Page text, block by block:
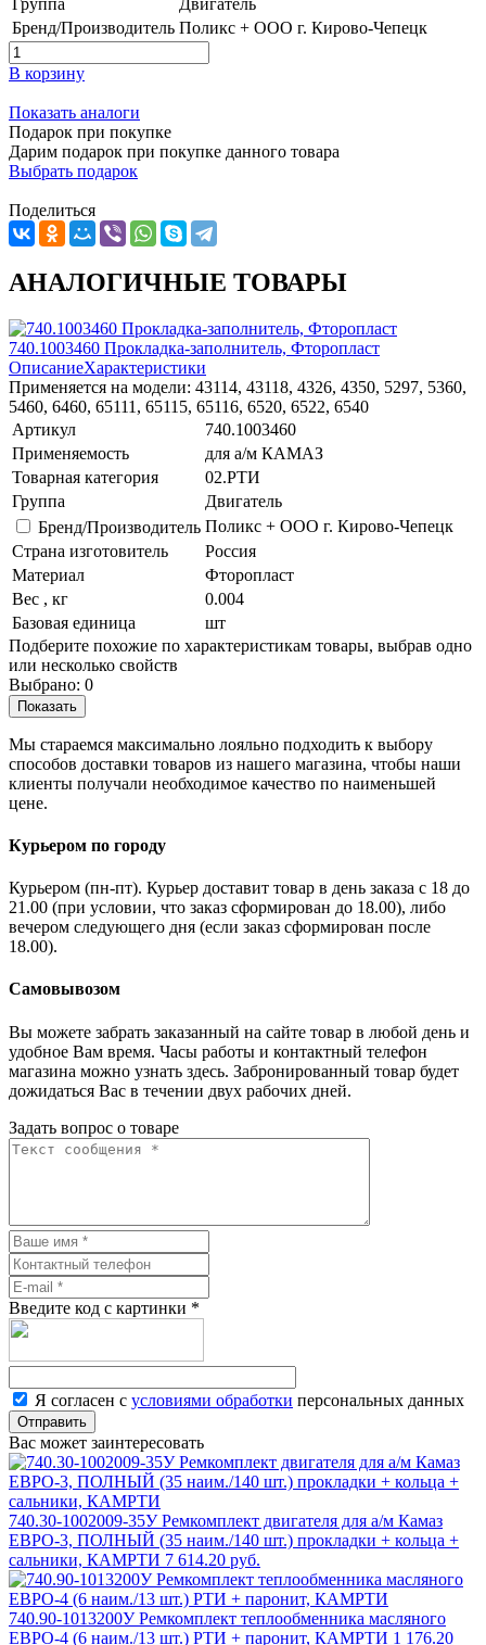
Бренд/Производитель Поликс + ООО г. Кирово-Чепецк
В корзину
Показать аналоги
Подарок при покупке
Дарим подарок при покупке данного товара
Выбрать подарок
Поделиться
АНАЛОГИЧНЫЕ ТОВАРЫ
740.1003460 Прокладка-заполнитель, Фторопласт
ОписаниеХарактеристики
Применяется на модели: 43114, 43118, 4326, 4350, 5297, 5360,
5460, 6460, 65111, 65115, 65116, 6520, 6522, 6540
Артикул
740.1003460
Применяемость
для а/м КАМАЗ
Товарная категория
02.РТИ
Группа
Двигатель
Бренд/Производитель Поликс + ООО г. Кирово-Чепецк
Страна изготовитель
Россия
Материал
Фторопласт
Вес , кг
0.004
Базовая единица
шт
Подберите похожие по характеристикам товары, выбрав одно
или несколько свойств
Выбрано: 0
Показать
Мы стараемся максимально лояльно подходить к выбору
способов доставки товаров из нашего магазина, чтобы наши
клиенты получали необходимое качество по наименьшей
цене.
Курьером по городу
Курьером (пн-пт). Курьер доставит товар в день заказа с 18 до
21.00 (при условии, что заказ сформирован до 18.00), либо
вечером следующего дня (если заказ сформирован после
18.00).
Самовывозом
Вы можете забрать заказанный на сайте товар в любой день и
удобное Вам время. Часы работы и контактный телефон
магазина можно узнать здесь. Забронированный товар будет
дожидаться Вас в течении двух рабочих дней.
Задать вопрос о товаре
Введите код с картинки *
Я согласен с условиями обработки персональных данных
Отправить
Вас может заинтересовать
740.30-1002009-35У Ремкомплект двигателя для а/м Камаз
ЕВРО-3, ПОЛНЫЙ (35 наим./140 шт.) прокладки + кольца +
сальники, КАМРТИ 7 614.20 руб.
740.90-1013200У Ремкомплект теплообменника масляного
ЕВРО-4 (6 наим./13 шт.) РТИ + паронит, КАМРТИ 1 176.20